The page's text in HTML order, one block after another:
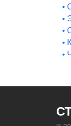
•
•
•
•
•